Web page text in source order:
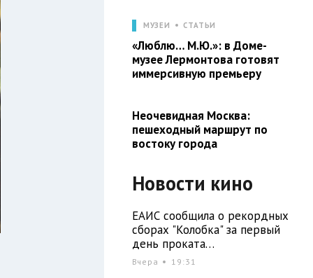
МУЗЕИ СТАТЬИ
«Люблю… М.Ю.»: в Доме-
музее Лермонтова готовят
иммерсивную премьеру
Неочевидная Москва:
пешеходный маршрут по
востоку города
Новости кино
ЕАИС сообщила о рекордных
сборах "Колобка" за первый
день проката…
Вчера 19:31